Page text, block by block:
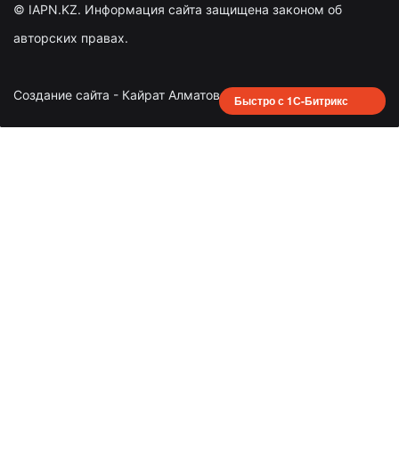
© IAPN.KZ. Информация сайта защищена законом об
авторских правах.
Создание сайта - Кайрат Алматов Быстро с 1С-Битрикс